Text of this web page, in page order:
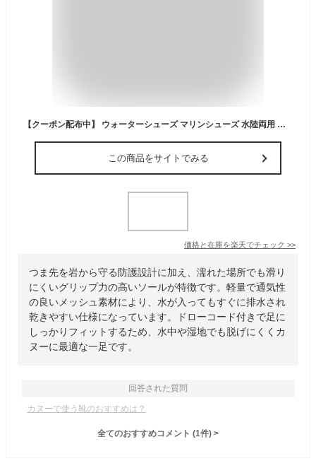
【クーポン配布中】 ウォーターシューズ マリンシューズ 水陸両用 速乾 スポーツサンダル メンズ サンダル メンズ アウトドア 25cm 26cm 27cm 28cm 29cm 30cm マリンシューズ ビーチシューズ つま先防護 軽量 歩きやすい 沢登り カヤック カヌー 釣り フィッシング 川 海 湿
この商品をサイトでみる
価格と在庫を楽天でチェック >>
つま先を岩から守る防護設計に加え、濡れた場所でも滑り
にくいグリップ力の高いソールが特徴です。軽量で通気性
の良いメッシュ素材により、水が入ってもすぐに排水され
乾きやすい仕様になっています。ドローコード付きで足に
しっかりフィットするため、水中や湿地でも脱げにくくカ
ヌーに最適な一足です。
回答された質問
カヌーで使う靴のおすすめは？
全てのおすすめコメント (1件) >